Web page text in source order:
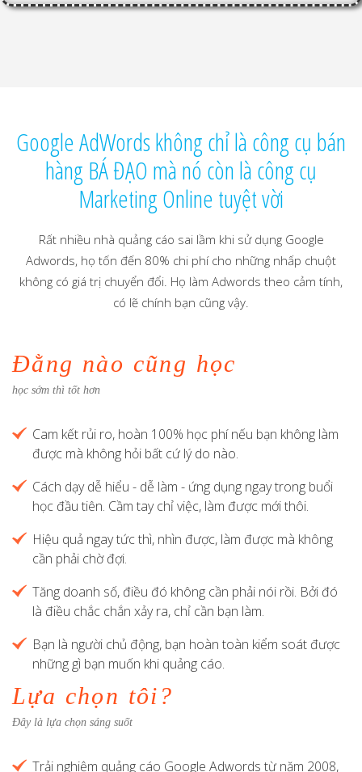
Google AdWords không chỉ là công cụ bán
hàng BÁ ĐẠO mà nó còn là công cụ
Marketing Online tuyệt vời
Rất nhiều nhà quảng cáo sai lầm khi sử dụng Google
Adwords, họ tốn đến 80% chi phí cho những nhấp chuột
không có giá trị chuyển đổi. Họ làm Adwords theo cảm tính,
có lẽ chính bạn cũng vậy.
Đằng nào cũng học
học sớm thì tốt hơn
Cam kết rủi ro, hoàn 100% học phí nếu bạn không làm
được mà không hỏi bất cứ lý do nào.
Cách dạy dễ hiểu - dễ làm - ứng dụng ngay trong buổi
học đầu tiên. Cầm tay chỉ việc, làm được mới thôi.
Hiệu quả ngay tức thì, nhìn được, làm được mà không
cần phải chờ đợi.
Tăng doanh số, điều đó không cần phải nói rồi. Bởi đó
là điều chắc chắn xảy ra, chỉ cần bạn làm.
Bạn là người chủ động, bạn hoàn toàn kiểm soát được
những gì bạn muốn khi quảng cáo.
Lựa chọn tôi?
Đây là lựa chọn sáng suốt
Trải nghiệm quảng cáo Google Adwords từ năm 2008,